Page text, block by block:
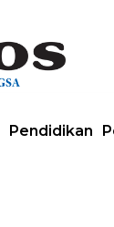
Pendidikan